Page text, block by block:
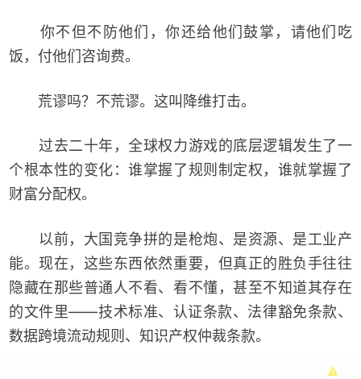
你不但不防他们，你还给他们鼓掌，请他们吃
饭，付他们咨询费。
荒谬吗？不荒谬。这叫降维打击。
过去二十年，全球权力游戏的底层逻辑发生了一
个根本性的变化：谁掌握了规则制定权，谁就掌握了
财富分配权。
以前，大国竞争拼的是枪炮、是资源、是工业产
能。现在，这些东西依然重要，但真正的胜负手往往
隐藏在那些普通人不看、看不懂，甚至不知道其存在
的文件里——技术标准、认证条款、法律豁免条款、
数据跨境流动规则、知识产权仲裁条款。